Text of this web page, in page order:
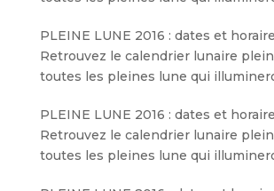
PLEINE LUNE 2016 : dates et
Retrouvez le calendrier lunaire
toutes les pleines lune qui
PLEINE LUNE 2016 : dates et
Retrouvez le calendrier lunaire
toutes les pleines lune qui